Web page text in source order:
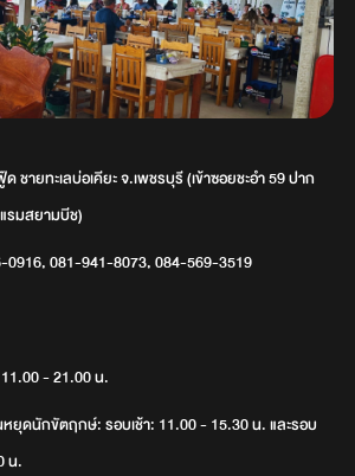
ชายทะเลบ่อเคียะ จ.เพชรบุรี (เข้าซอยชะอำ 59 ปาก
แรมสยามบีช)
0916, 081-941-8073, 084-569-3519
- 21.00 น.
ยุดนักขัตฤกษ์: รอบเช้า: 11.00 - 15.30 น. และรอบ
น.